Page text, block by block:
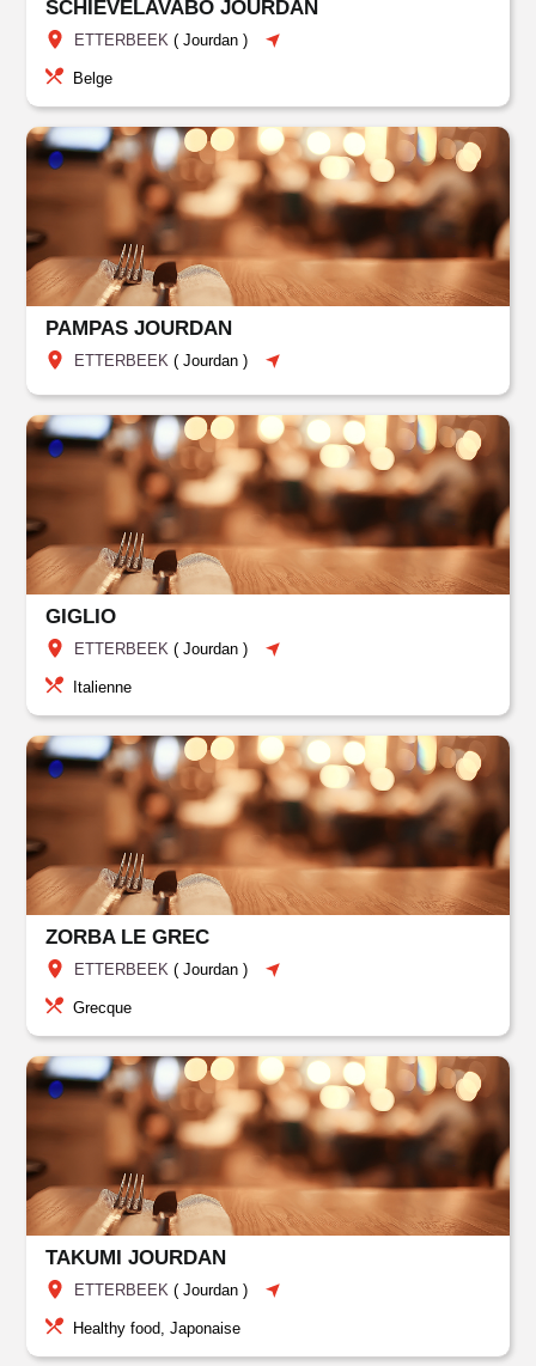
SCHIEVELAVABO JOURDAN
ETTERBEEK (Jourdan )
Belge
PAMPAS JOURDAN
ETTERBEEK (Jourdan )
GIGLIO
ETTERBEEK (Jourdan )
Italienne
ZORBA LE GREC
ETTERBEEK (Jourdan )
Grecque
TAKUMI JOURDAN
ETTERBEEK (Jourdan )
Healthy food, Japonaise